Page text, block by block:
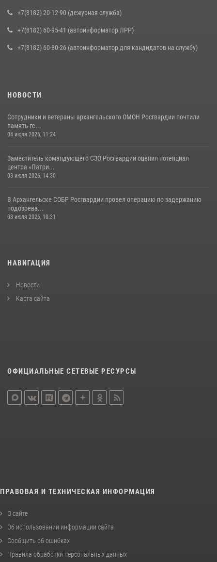
+7(8182) 20-12-90 (дежурная служба)
+7(8182) 60-95-41 (автоинформатор ЛРР)
+7(8182) 60-80-26 (автоинформатор для кандидатов на службу)
НОВОСТИ
Сотрудники и ветераны архангельского ОМОН Росгвардии почтили
память ге...
04 июля 2026, 11:24
Заместитель командующего СЗО Росгвардии оценил потенциал
центра «Патри...
03 июля 2026, 14:30
В Архангельске СОБР Росгвардии провел операцию по задержанию
подозрева...
03 июля 2026, 10:31
НАВИГАЦИЯ
Новости
Карта сайта
ОФИЦИАЛЬНЫЕ СЕТЕВЫЕ РЕСУРСЫ
ПРАВОВАЯ И ТЕХНИЧЕСКАЯ ИНФОРМАЦИЯ
О сайте
Об использовании информации сайта
Сообщить об ошибках
Правила обработки персональных данных